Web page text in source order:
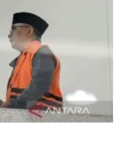
soal pengalihan